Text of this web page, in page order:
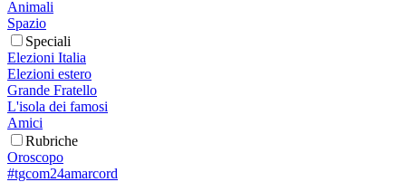
Animali
Spazio
Speciali
Elezioni Italia
Elezioni estero
Grande Fratello
L'isola dei famosi
Amici
Rubriche
Oroscopo
#tgcom24amarcord